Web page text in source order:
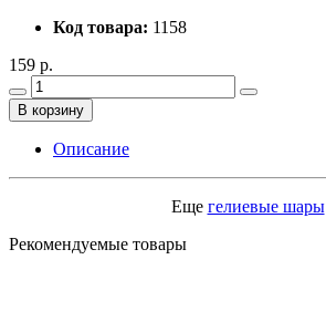
Код товара: 1158
159 р.
В корзину
Описание
Еще гелиевые шары
Рекомендуемые товары